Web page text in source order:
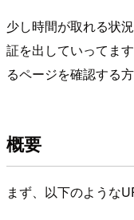
少し時間が取れる状
証を出していってま
るページを確認する
概要
まず、以下のような